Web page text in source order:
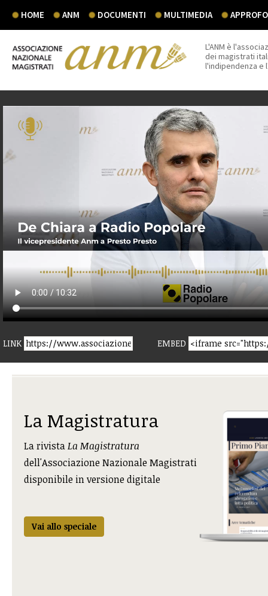
HOME ANM DOCUMENTI MULTIMEDIA
L'ANM è
dei magistrati
l'indipendenza e
LINK EMBED
La Magistratura
La rivistaLa Magistratura
dell'Associazione Nazionale Magistrati
disponibile in versione digitale
Vai allo speciale